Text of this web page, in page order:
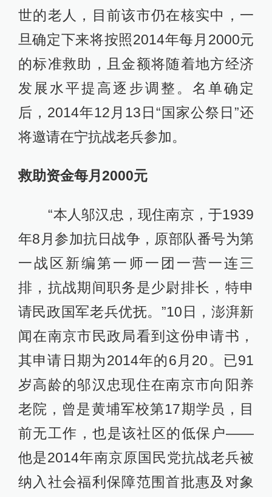
世的老人，目前该市仍在核实中，一
旦确定下来将按照2014年每月2000元
的标准救助，且金额将随着地方经济
发展水平提高逐步调整。名单确定
后，2014年12月13日“国家公祭日”还
将邀请在宁抗战老兵参加。
救助资金每月2000元
“本人邬汉忠，现住南京，于1939
年8月参加抗日战争，原部队番号为第
一战区新编第一师一团一营一连三
排，抗战期间职务是少尉排长，特申
请民政国军老兵优抚。”10日，澎湃新
闻在南京市民政局看到这份申请书，
其申请日期为2014年的6月20。已91
岁高龄的邬汉忠现住在南京市向阳养
老院，曾是黄埔军校第17期学员，目
前无工作，也是该社区的低保户——
他是2014年南京原国民党抗战老兵被
纳入社会福利保障范围首批惠及对象